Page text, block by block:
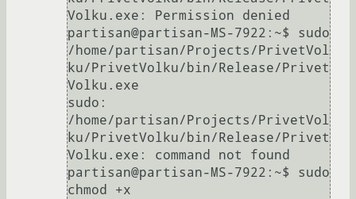
Volku.exe: Permission denied
partisan@partisan-MS-7922:~$ sudo
/home/partisan/Projects/PrivetVol
ku/PrivetVolku/bin/Release/Privet
Volku.exe
sudo:
/home/partisan/Projects/PrivetVol
ku/PrivetVolku/bin/Release/Privet
Volku.exe: command not found
partisan@partisan-MS-7922:~$ sudo
chmod +x